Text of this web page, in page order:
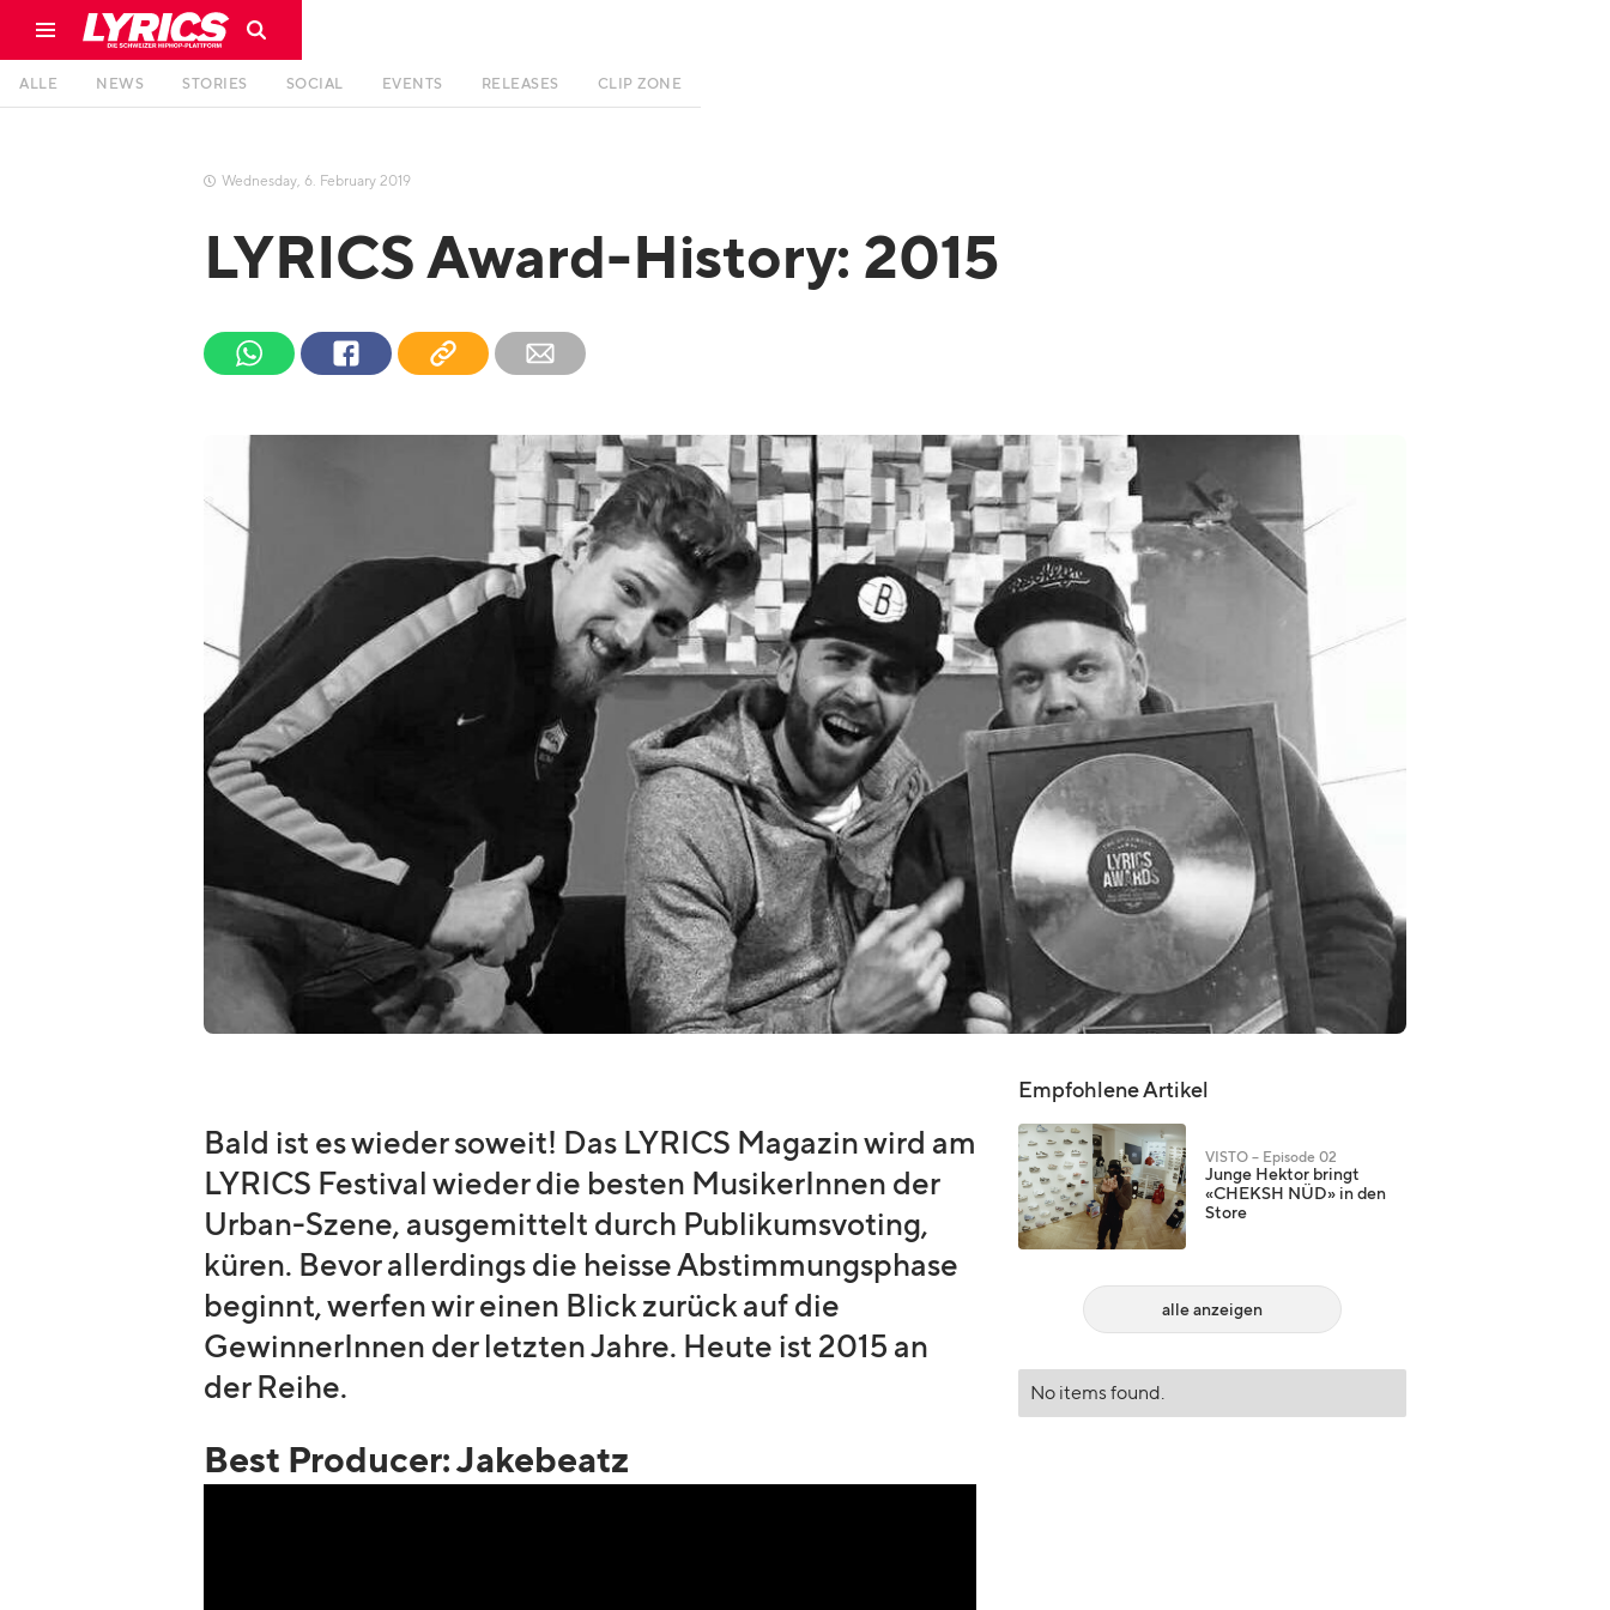
ALLE NEWS STORIES SOCIAL EVENTS RELEASES CLIP ZONE
 Wednesday, 6. February 2019
LYRICS Award-History: 2015
Bald ist es wieder soweit! Das LYRICS Magazin wird am
LYRICS Festival wieder die besten MusikerInnen der
Urban-Szene, ausgemittelt durch Publikumsvoting,
küren. Bevor allerdings die heisse Abstimmungsphase
beginnt, werfen wir einen Blick zurück auf die
GewinnerInnen der letzten Jahre. Heute ist 2015 an
der Reihe.
Best Producer: Jakebeatz
Empfohlene Artikel
VISTO – Episode 02
Junge Hektor bringt
«CHEKSH NÜD» in den
Store
alle anzeigen
No items found.